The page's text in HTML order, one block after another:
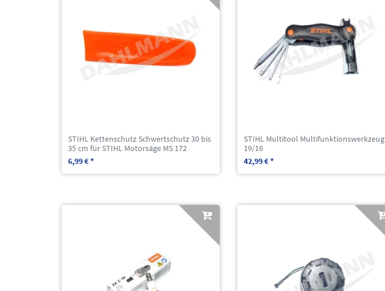
STIHL Kettenschutz Schwertschutz 30 bis
35 cm für STIHL Motorsäge MS 172
6,99 € *
STIHL Multitool Multifunktionswerkzeug
19/16
42,99 € *